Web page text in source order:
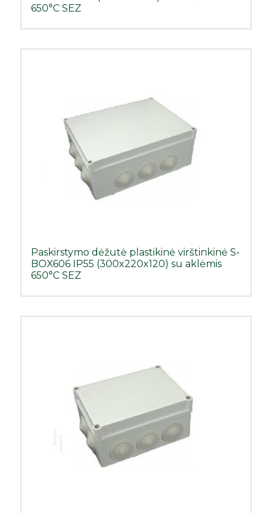
650°C SEZ
Paskirstymo dėžutė plastikinė virštinkinė S-
BOX606 IP55 (300x220x120) su aklėmis
650°C SEZ